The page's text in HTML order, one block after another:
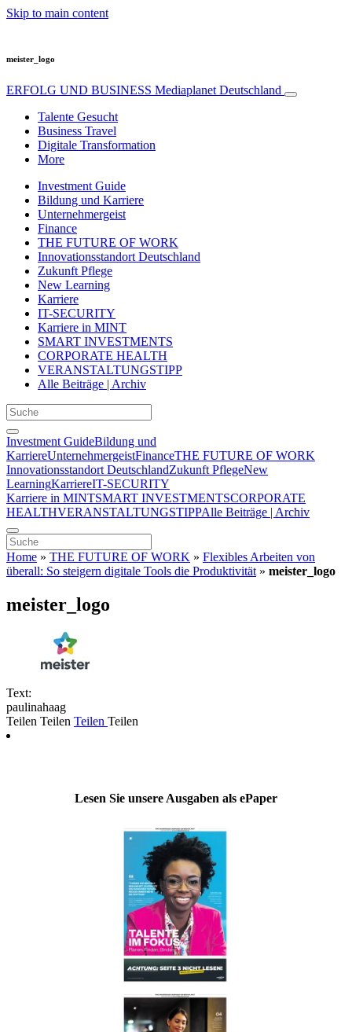
Skip to main content
meister_logo
ERFOLG UND BUSINESS Mediaplanet Deutschland
Talente Gesucht
Business Travel
Digitale Transformation
More
Investment Guide
Bildung und Karriere
Unternehmergeist
Finance
THE FUTURE OF WORK
Innovationsstandort Deutschland
Zukunft Pflege
New Learning
Karriere
IT-SECURITY
Karriere in MINT
SMART INVESTMENTS
CORPORATE HEALTH
VERANSTALTUNGSTIPP
Alle Beiträge | Archiv
Investment GuideBildung und
KarriereUnternehmergeistFinanceTHE FUTURE OF WORK
Innovationsstandort DeutschlandZukunft PflegeNew
LearningKarriereIT-SECURITY
Karriere in MINTSMART INVESTMENTSCORPORATE
HEALTHVERANSTALTUNGSTIPPAlle Beiträge | Archiv
Home » THE FUTURE OF WORK » Flexibles Arbeiten von
überall: So steigern digitale Tools die Produktivität » meister_logo
meister_logo
Text:
paulinahaag
Teilen Teilen Teilen Teilen
Lesen Sie unsere Ausgaben als ePaper